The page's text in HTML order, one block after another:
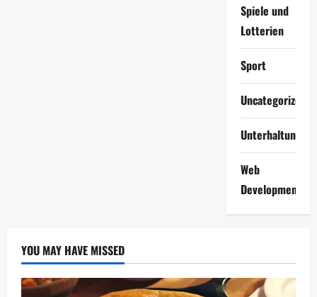
Spiele und
Lotterien
Sport
Uncategorized
Unterhaltung
Web
Development
YOU MAY HAVE MISSED